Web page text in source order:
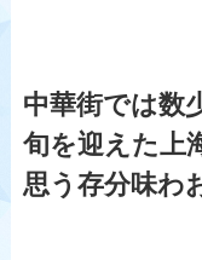
中華街では数
旬を迎えた上
思う存分味わ